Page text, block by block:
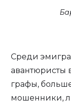
Среди
авантюристы
графы,
мошенники,